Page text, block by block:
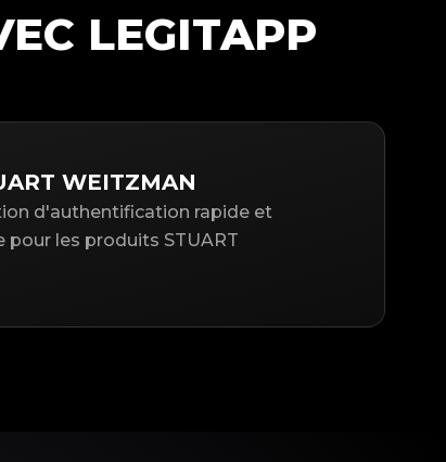
LEGITAPP
WEITZMAN
d'authentification rapide et
les produits STUART